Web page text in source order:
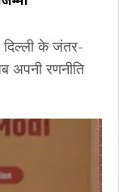
के जंतर-
अपनी रणनीति